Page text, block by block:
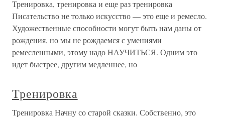
Тренировка, тренировка и еще раз тренировка
Писательство не только искусство — это еще и ремесло.
Художественные способности могут быть нам даны от
рождения, но мы не рождаемся с умениями
ремесленными, этому надо НАУЧИТЬСЯ. Одним это
идет быстрее, другим медленнее, но
Тренировка
Тренировка Начну со старой сказки. Собственно, это